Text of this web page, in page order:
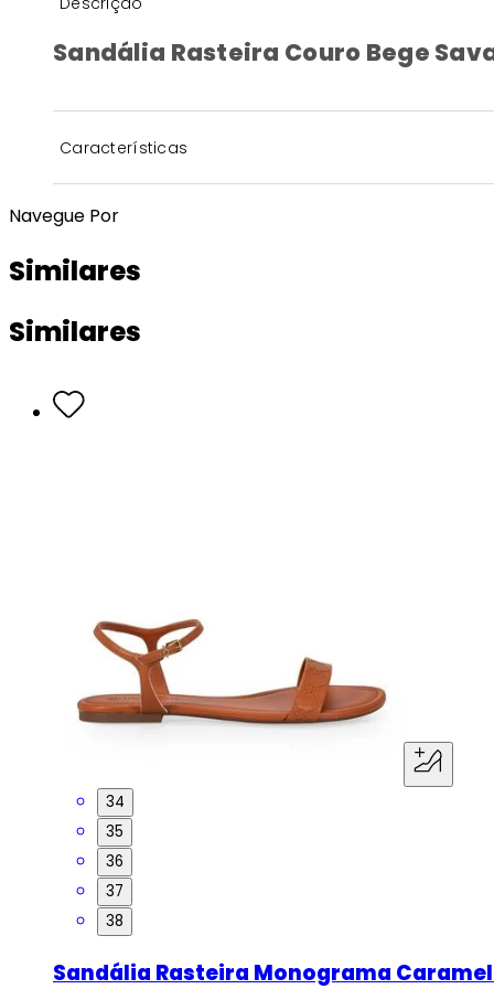
Sandália Rasteira Couro Bege
Características
Navegue Por
Similares
Similares
34
35
36
37
38
Sandália Rasteira Monograma